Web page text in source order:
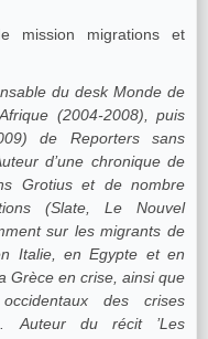
mission migrations et
du desk Monde de
(2004-2008), puis
de Reporters sans
d’une chronique de
Grotius et de nombre
(Slate, Le Nouvel
sur les migrants de
Italie, en Egypte et en
Grèce en crise, ainsi que
des crises
Auteur du récit ’Les